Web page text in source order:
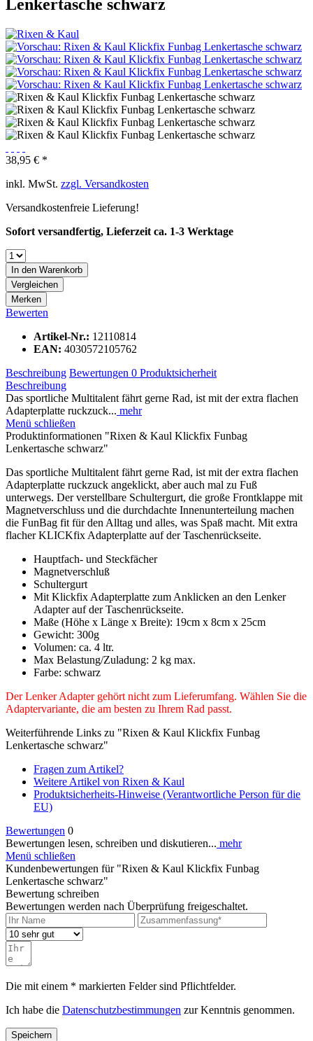
Lenkertasche schwarz
38,95 € *
inkl. MwSt. zzgl. Versandkosten
Versandkostenfreie Lieferung!
Sofort versandfertig, Lieferzeit ca. 1-3 Werktage
In den Warenkorb
Vergleichen
Merken
Bewerten
Artikel-Nr.: 12110814
EAN: 4030572105762
Beschreibung Bewertungen 0 Produktsicherheit
Beschreibung
Das sportliche Multitalent fährt gerne Rad, ist mit der extra flachen
Adapterplatte ruckzuck... mehr
Menü schließen
Produktinformationen "Rixen & Kaul Klickfix Funbag
Lenkertasche schwarz"
Das sportliche Multitalent fährt gerne Rad, ist mit der extra flachen
Adapterplatte ruckzuck angeklickt, aber auch mal zu Fuß
unterwegs. Der verstellbare Schultergurt, die große Frontklappe mit
Magnetverschluss und die durchdachte Innenunterteilung machen
die FunBag fit für den Alltag und alles, was Spaß macht. Mit extra
flacher KLICKfix Adapterplatte auf der Taschenrückseite.
Hauptfach- und Steckfächer
Magnetverschluß
Schultergurt
Mit Klickfix Adapterplatte zum Anklicken an den Lenker
Adapter auf der Taschenrückseite.
Maße (Höhe x Länge x Breite): 19cm x 8cm x 25cm
Gewicht: 300g
Volumen: ca. 4 ltr.
Max Belastung/Zuladung: 2 kg max.
Farbe: schwarz
Der Lenker Adapter gehört nicht zum Lieferumfang. Wählen Sie die
Adaptervariante, die am besten zu Ihrem Rad passt.
Weiterführende Links zu "Rixen & Kaul Klickfix Funbag
Lenkertasche schwarz"
Fragen zum Artikel?
Weitere Artikel von Rixen & Kaul
Produktsicherheits-Hinweise (Verantwortliche Person für die
EU)
Bewertungen 0
Bewertungen lesen, schreiben und diskutieren... mehr
Menü schließen
Kundenbewertungen für "Rixen & Kaul Klickfix Funbag
Lenkertasche schwarz"
Bewertung schreiben
Bewertungen werden nach Überprüfung freigeschaltet.
Die mit einem * markierten Felder sind Pflichtfelder.
Ich habe die Datenschutzbestimmungen zur Kenntnis genommen.
Speichern